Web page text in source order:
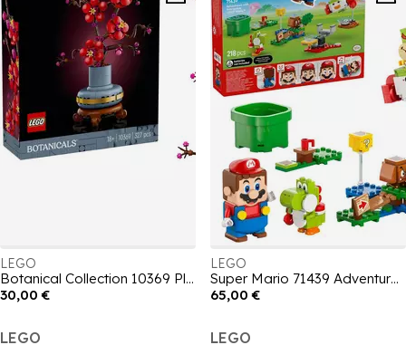
LEGO
Botanical Collection 10369 Plum Blossom
30,00 €
LEGO
Super Mario 71439 Adventures with Interactive LEGO Mario
65,00 €
LEGO
LEGO